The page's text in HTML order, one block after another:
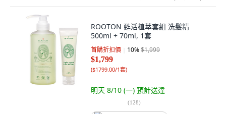
ROOTON 甦活植萃套組 洗髮精
500ml + 70ml, 1套
首購折扣價 10%$1,999
$1,799
($1799.00/1套)
明天 8/10 (一) 預計送達
(128)